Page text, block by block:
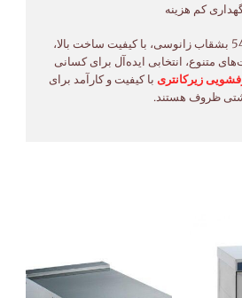
کم هزینه
540 بشقاب زانوسی، با کیفیت ساخت بالا،
متنوع، انتخابی ایده‌آل برای کسانی
زیرکانتری با کیفیت و کارآمد برای
ظروف هستند.